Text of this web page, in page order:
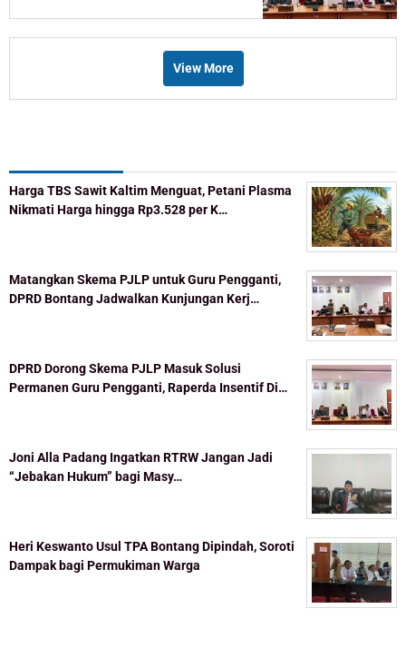
View More
Harga TBS Sawit Kaltim Menguat, Petani Plasma
Nikmati Harga hingga Rp3.528 per K…
Matangkan Skema PJLP untuk Guru Pengganti,
DPRD Bontang Jadwalkan Kunjungan Kerj…
DPRD Dorong Skema PJLP Masuk Solusi
Permanen Guru Pengganti, Raperda Insentif Di…
Joni Alla Padang Ingatkan RTRW Jangan Jadi
“Jebakan Hukum” bagi Masy…
Heri Keswanto Usul TPA Bontang Dipindah, Soroti
Dampak bagi Permukiman Warga